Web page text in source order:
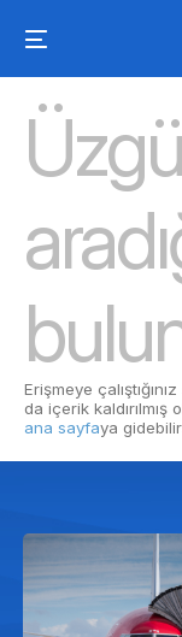
Erişmeye
da içerik kaldırılmış
ana sayfaya